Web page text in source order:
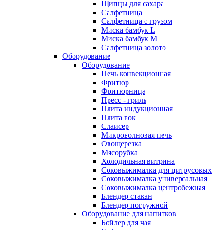
Щипцы для сахара
Салфетница
Салфетница с грузом
Миска бамбук L
Миска бамбук M
Салфетница золото
Оборудование
Оборудование
Печь конвекционная
Фритюр
Фритюрница
Пресс - гриль
Плита индукционная
Плита вок
Слайсер
Микроволновая печь
Овощерезка
Мясорубка
Холодильная витрина
Соковыжималка для цитрусовых
Соковыжималка универсальная
Соковыжималка центробежная
Блендер стакан
Блендер погружной
Оборудование для напитков
Бойлер для чая